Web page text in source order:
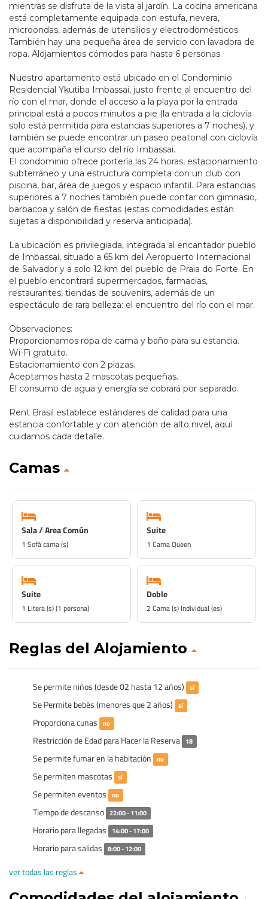
mientras se disfruta de la vista al jardín. La cocina americana
está completamente equipada con estufa, nevera,
microondas, además de utensilios y electrodomésticos.
También hay una pequeña área de servicio con lavadora de
ropa. Alojamientos cómodos para hasta 6 personas.
Nuestro apartamento está ubicado en el Condominio
Residencial Ykutiba Imbassai, justo frente al encuentro del
río con el mar, donde el acceso a la playa por la entrada
principal está a pocos minutos a pie (la entrada a la ciclovía
solo está permitida para estancias superiores a 7 noches), y
también se puede encontrar un paseo peatonal con ciclovía
que acompaña el curso del río Imbassai.
El condominio ofrece portería las 24 horas, estacionamiento
subterráneo y una estructura completa con un club con
piscina, bar, área de juegos y espacio infantil. Para estancias
superiores a 7 noches también puede contar con gimnasio,
barbacoa y salón de fiestas (estas comodidades están
sujetas a disponibilidad y reserva anticipada).
La ubicación es privilegiada, integrada al encantador pueblo
de Imbassaí, situado a 65 km del Aeropuerto Internacional
de Salvador y a solo 12 km del pueblo de Praia do Forte. En
el pueblo encontrará supermercados, farmacias,
restaurantes, tiendas de souvenirs, además de un
espectáculo de rara belleza: el encuentro del río con el mar.
Observaciones:
Proporcionamos ropa de cama y baño para su estancia.
Wi-Fi gratuito.
Estacionamiento con 2 plazas.
Aceptamos hasta 2 mascotas pequeñas.
El consumo de agua y energía se cobrará por separado.
Rent Brasil establece estándares de calidad para una
estancia confortable y con atención de alto nivel, aquí
cuidamos cada detalle.
Camas
Sala / Area Común
1 Sofá cama (s)
Suite
1 Cama Queen
Suite
1 Litera (s) (1 persona)
Doble
2 Cama (s) Individual (es)
Reglas del Alojamiento
Se permite niños (desde 02 hasta 12 años) sí
Se Permite bebés (menores que 2 años) sí
Proporciona cunas no
Restricción de Edad para Hacer la Reserva 18
Se permite fumar en la habitación no
Se permiten mascotas sí
Se permiten eventos no
Tiempo de descanso 22:00 - 11:00
Horario para llegadas 14:00 - 17:00
Horario para salidas 8:00 - 12:00
ver todas las reglas